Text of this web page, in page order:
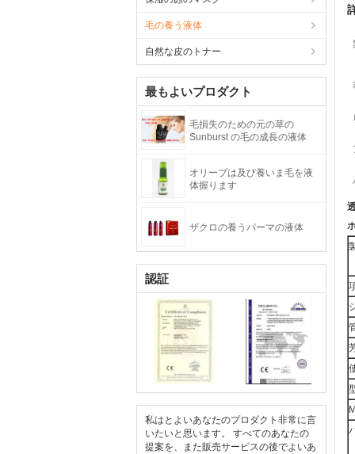
毛の養う液体
自然な皮のトナー
最もよいプロダクト
毛損失のための元の草の
Sunburst の毛の成長の液体
オリーブは及び養いま毛を液
体握ります
ザクロの養うパーマの液体
認証
私はとよいあなたのプロダクト非常に言
いたいと思います。 すべてのあなたの
提案を、また販売サービスの後でよいあ